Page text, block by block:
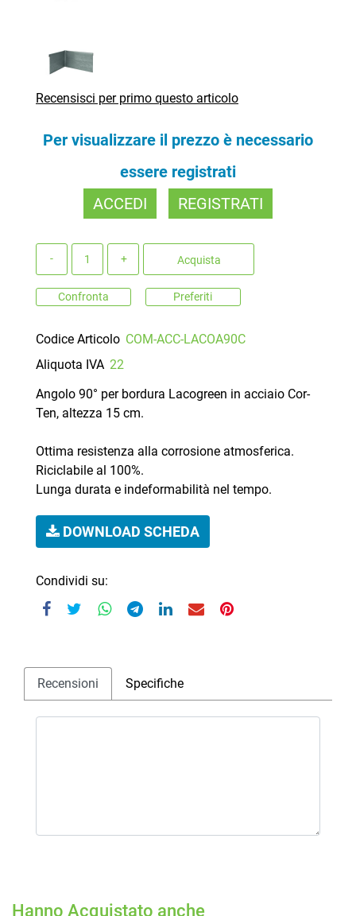
Recensisci per primo questo articolo
Per visualizzare il prezzo è necessario
essere registrati
ACCEDI
REGISTRATI
Acquista
Confronta Preferiti
Codice Articolo COM-ACC-LACOA90C
Aliquota IVA 22
Angolo 90° per bordura Lacogreen in acciaio Cor-
Ten, altezza 15 cm.
Ottima resistenza alla corrosione atmosferica.
Riciclabile al 100%.
Lunga durata e indeformabilità nel tempo.
DOWNLOAD SCHEDA
Condividi su:
Recensioni Specifiche
Hanno Acquistato anche